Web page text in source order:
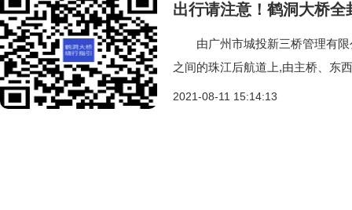
出行请注意！鹤洞大桥全
由广州市城投新三桥管理有限
之间的珠江后航道上,由主桥、东
2021-08-11 15:14:13